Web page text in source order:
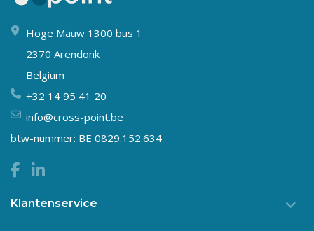
Hoge Mauw 1300 bus 1
2370 Arendonk
Belgium
+32 14 95 41 20
info@cross-point.be
btw-nummer: BE 0829.152.634
Klantenservice